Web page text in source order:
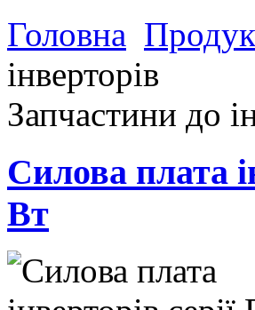
Головна
інверторів
Запчастини до
Силова плата
Вт